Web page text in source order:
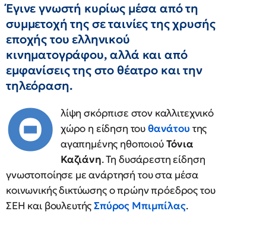
Έγινε γνωστή κυρίως μέσα από τη
συμμετοχή της σε ταινίες της χρυσής
εποχής του ελληνικού
κινηματογράφου, αλλά και από
εμφανίσεις της στο θέατρο και την
τηλεόραση.
Θ λίψη σκόρπισε στον καλλιτεχνικό
χώρο η είδηση τουθανάτου της
αγαπημένης ηθοποιούΤόνια
Καζιάνη. Τη δυσάρεστη είδηση
γνωστοποίησε με ανάρτησή του στα μέσα
κοινωνικής δικτύωσης ο πρώην πρόεδρος του
ΣΕΗ και βουλευτήςΣπύρος Μπιμπίλας.